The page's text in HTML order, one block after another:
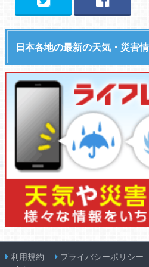
日本各地の最新の天気・災害
利用規約 プライバシーポリシー